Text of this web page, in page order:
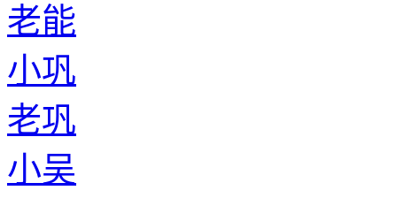
老能
小巩
老巩
小吴